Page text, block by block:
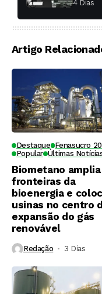
4 Dias ⁮
Artigo
Destaque Fenasucro
Popular Últimas
Biometano amplia
fronteiras da
bioenergia e
usinas no centro
expansão do gás
renovável
Redação 3 Dias ⁮